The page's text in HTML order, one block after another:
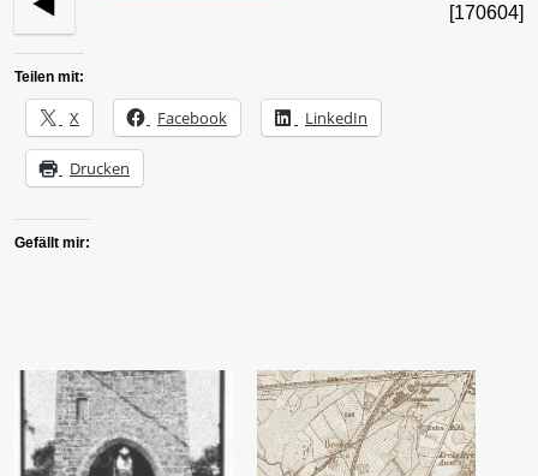
[170604]
Teilen mit:
X Facebook LinkedIn
Drucken
Gefällt mir: